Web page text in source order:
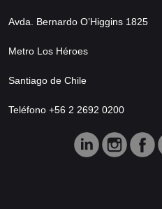
Avda. Bernardo O’Higgins 1825
Metro Los Héroes
Santiago de Chile
Teléfono +56 2 2692 0200